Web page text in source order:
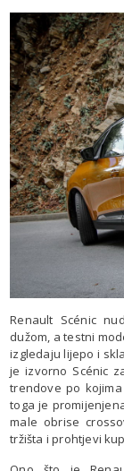
Renault Scénic
dužom, a testni
izgledaju lijepo i
je izvorno Scénic
trendove po
toga je
male obrise
tržišta i prohtjevi